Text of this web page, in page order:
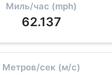
Миль/час (mph)
62.137
Метров/сек (м/с)